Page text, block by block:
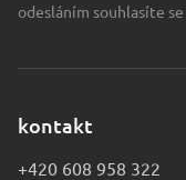
odesláním souhlasíte se
kontakt
+420 608 958 322